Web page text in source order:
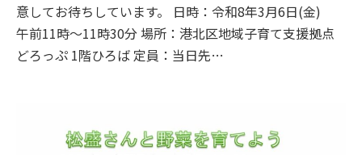
意してお待ちしています。 日時：令和8年3月6日(金)
午前11時～11時30分 場所：港北区地域子育て支援拠点
どろっぷ 1階ひろば 定員：当日先…